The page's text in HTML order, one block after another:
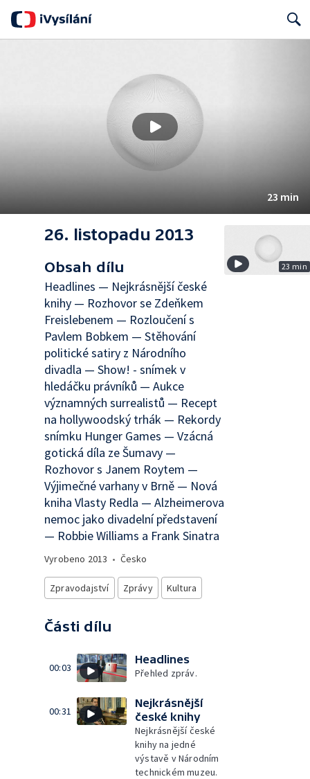
23 min
26. listopadu 2013
Obsah dílu
Headlines — Nejkrásnější české
knihy — Rozhovor se Zdeňkem
Freislebenem — Rozloučení s
Pavlem Bobkem — Stěhování
politické satiry z Národního
divadla — Show! - snímek v
hledáčku právníků — Aukce
významných surrealistů — Recept
na hollywoodský trhák — Rekordy
snímku Hunger Games — Vzácná
gotická díla ze Šumavy —
Rozhovor s Janem Roytem —
Výjimečné varhany v Brně — Nová
kniha Vlasty Redla — Alzheimerova
nemoc jako divadelní představení
— Robbie Williams a Frank Sinatra
Vyrobeno 2013 • Česko
Zpravodajství Zprávy Kultura
Části dílu
00:03
Headlines
Přehled zpráv.
00:31
Nejkrásnější
české knihy
Nejkrásnější české
knihy na jedné
výstavě v Národním
technickém muzeu.
23 min